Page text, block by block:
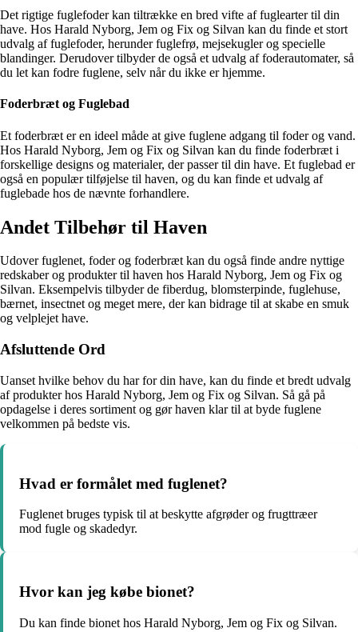
Det rigtige fuglefoder kan tiltrække en bred vifte af fuglearter til din
have. Hos Harald Nyborg, Jem og Fix og Silvan kan du finde et stort
udvalg af fuglefoder, herunder fuglefrø, mejsekugler og specielle
blandinger. Derudover tilbyder de også et udvalg af foderautomater, så
du let kan fodre fuglene, selv når du ikke er hjemme.
Foderbræt og Fuglebad
Et foderbræt er en ideel måde at give fuglene adgang til foder og vand.
Hos Harald Nyborg, Jem og Fix og Silvan kan du finde foderbræt i
forskellige designs og materialer, der passer til din have. Et fuglebad er
også en populær tilføjelse til haven, og du kan finde et udvalg af
fuglebade hos de nævnte forhandlere.
Andet Tilbehør til Haven
Udover fuglenet, foder og foderbræt kan du også finde andre nyttige
redskaber og produkter til haven hos Harald Nyborg, Jem og Fix og
Silvan. Eksempelvis tilbyder de fiberdug, blomsterpinde, fuglehuse,
bærnet, insectnet og meget mere, der kan bidrage til at skabe en smuk
og velplejet have.
Afsluttende Ord
Uanset hvilke behov du har for din have, kan du finde et bredt udvalg
af produkter hos Harald Nyborg, Jem og Fix og Silvan. Så gå på
opdagelse i deres sortiment og gør haven klar til at byde fuglene
velkommen på bedste vis.
Hvad er formålet med fuglenet?
Fuglenet bruges typisk til at beskytte afgrøder og frugttræer
mod fugle og skadedyr.
Hvor kan jeg købe bionet?
Du kan finde bionet hos Harald Nyborg, Jem og Fix og Silvan.